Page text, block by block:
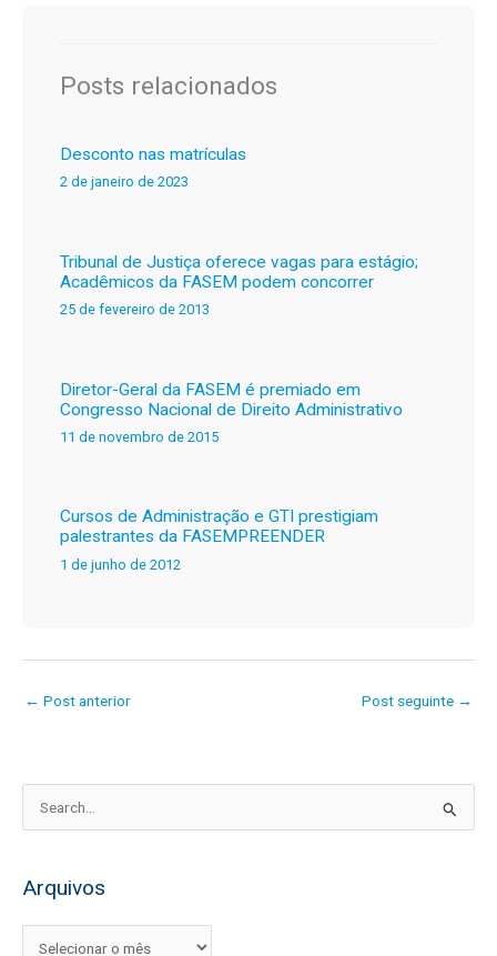
Posts relacionados
Desconto nas matrículas
2 de janeiro de 2023
Tribunal de Justiça oferece vagas para estágio;
Acadêmicos da FASEM podem concorrer
25 de fevereiro de 2013
Diretor-Geral da FASEM é premiado em
Congresso Nacional de Direito Administrativo
11 de novembro de 2015
Cursos de Administração e GTI prestigiam
palestrantes da FASEMPREENDER
1 de junho de 2012
← Post anterior Post seguinte →
u
Arquivos